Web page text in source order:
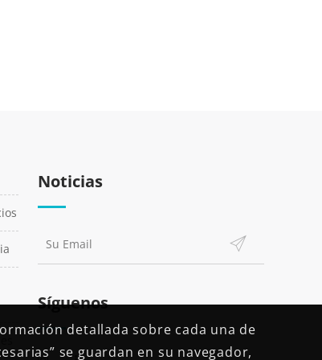
Noticias
Síguenos
detallada sobre cada una de
se guardan en su navegador,